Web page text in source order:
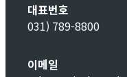
대표번호
031) 789-8800
이메일